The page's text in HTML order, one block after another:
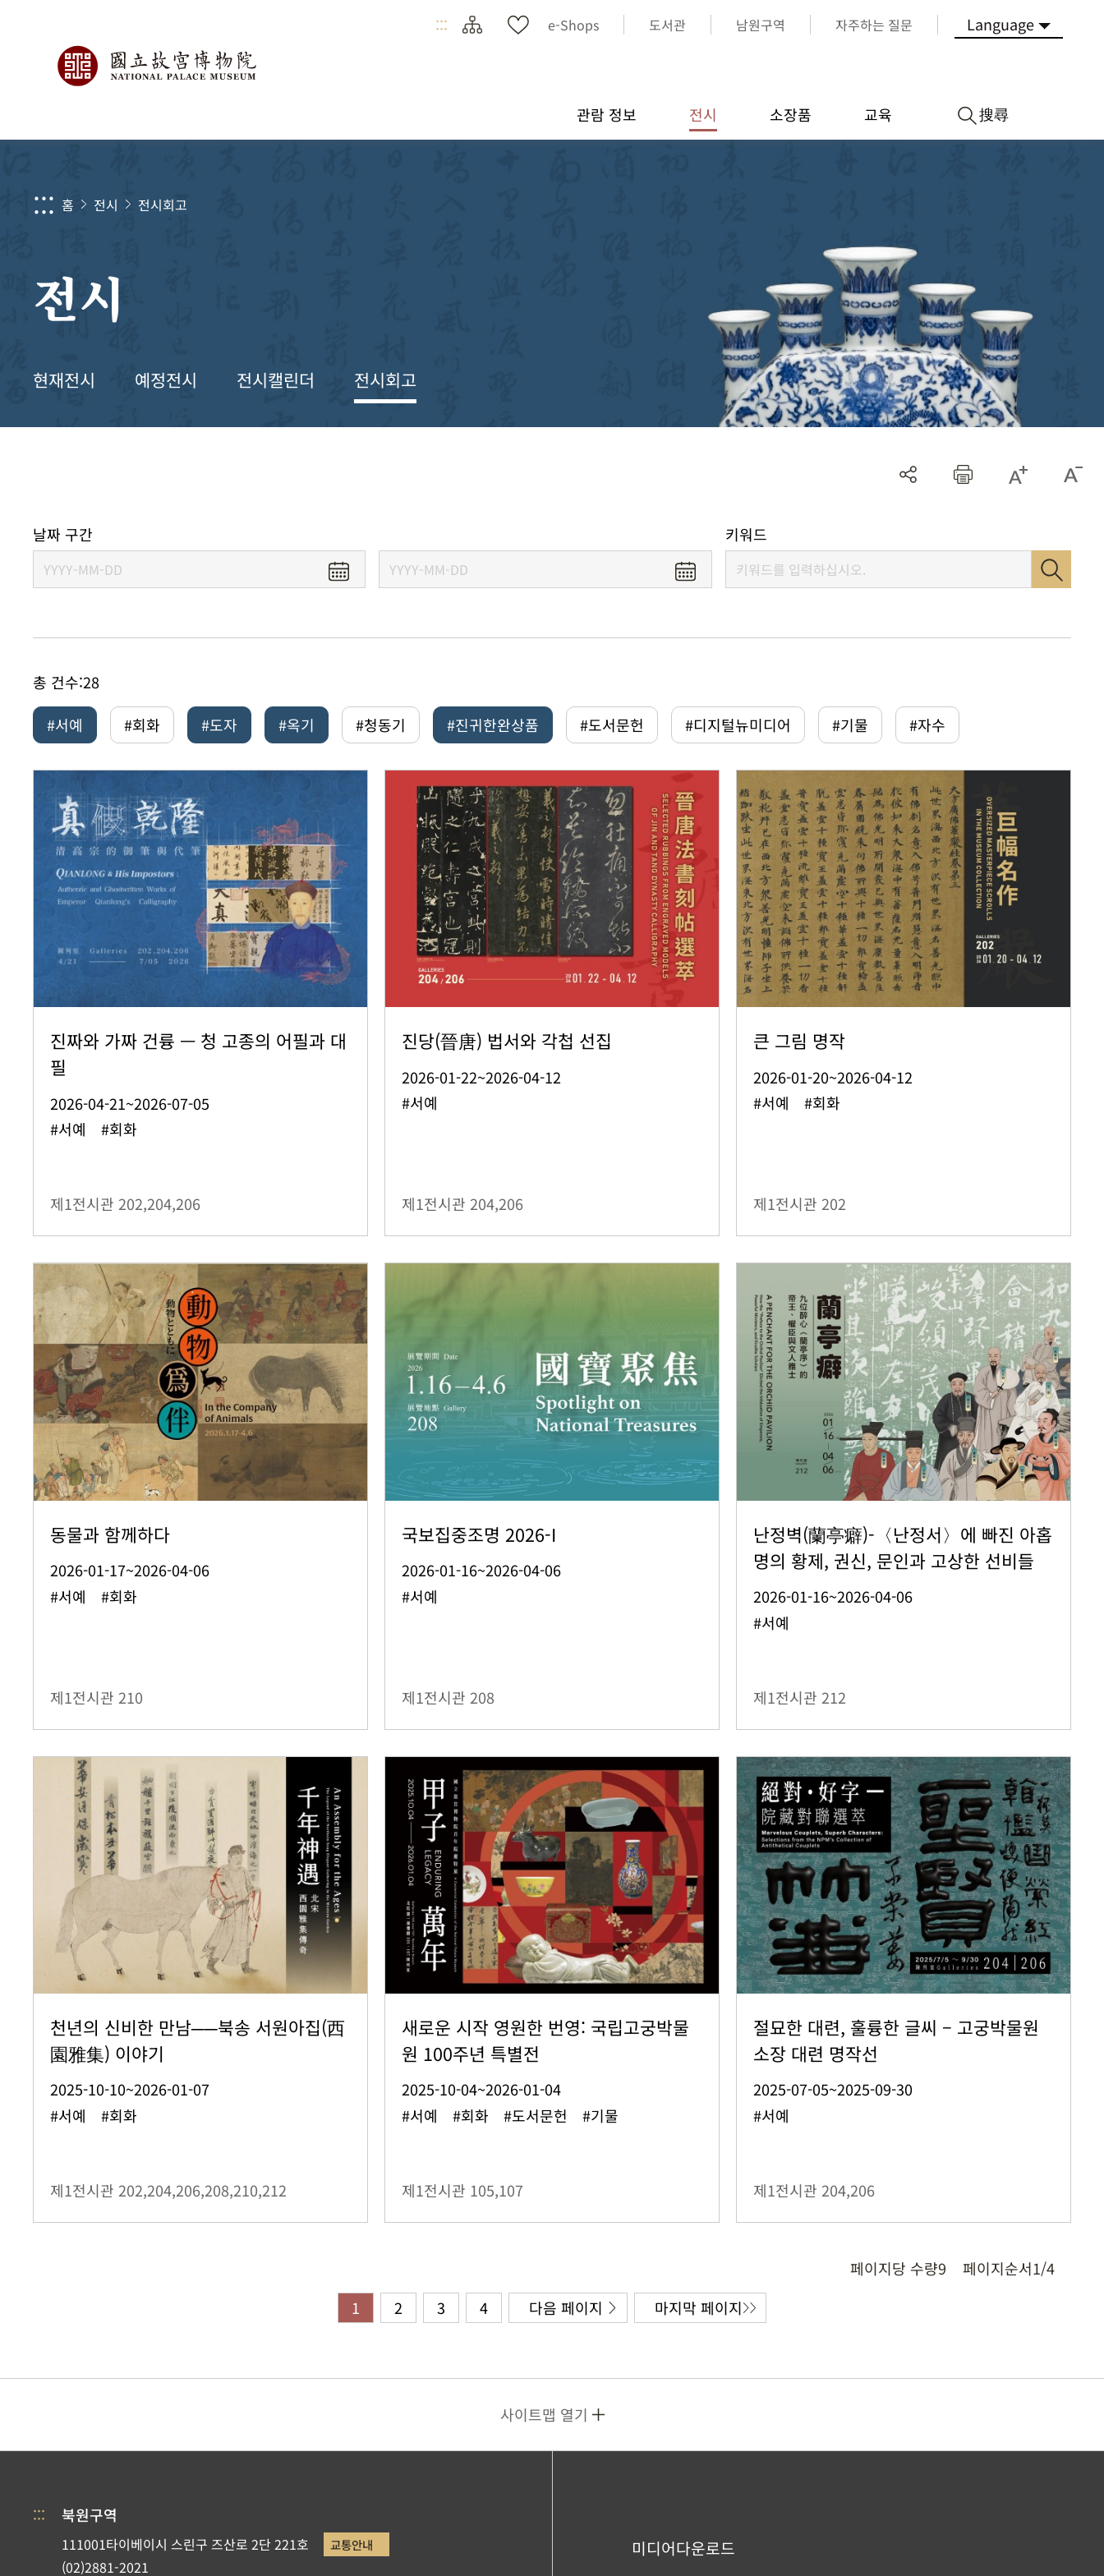
::: e-Shops 도서관 남원구역 자주하는 질문 Language
관람 정보 전시 소장품 교육 搜尋
::: 홈 전시 전시회고
전시
현재전시 예정전시 전시캘린더 전시회고
날짜 구간 키워드
총 건수:28
#서예
#회화 #도자 #옥기 #청동기 #진귀한완상품 #도서문헌 #디지털뉴미디어 #기물 #자수
진짜와 가짜 건륭 — 청 고종의 어필과 대
필
2026-04-21~2026-07-05
#서예 #회화
제1전시관 202,204,206
진당(晉唐) 법서와 각첩 선집
2026-01-22~2026-04-12
#서예
제1전시관 204,206
큰 그림 명작
2026-01-20~2026-04-12
#서예 #회화
제1전시관 202
동물과 함께하다
2026-01-17~2026-04-06
#서예 #회화
제1전시관 210
국보집중조명 2026-I
2026-01-16~2026-04-06
#서예
제1전시관 208
난정벽(蘭亭癖)-〈난정서〉에 빠진 아홉
명의 황제, 권신, 문인과 고상한 선비들
2026-01-16~2026-04-06
#서예
제1전시관 212
천년의 신비한 만남──북송 서원아집(西
園雅集) 이야기
2025-10-10~2026-01-07
#서예 #회화
제1전시관 202,204,206,208,210,212
새로운 시작 영원한 번영: 국립고궁박물
원 100주년 특별전
2025-10-04~2026-01-04
#서예 #회화 #도서문헌 #기물
제1전시관 105,107
절묘한 대련, 훌륭한 글씨 – 고궁박물원
소장 대련 명작선
2025-07-05~2025-09-30
#서예
제1전시관 204,206
페이지당 수량9 페이지순서1/4
1
2 3 4 다음 페이지 마지막 페이지
사이트맵 열기
::: 북원구역
111001타이베이시 스린구 즈산로 2단 221호 교통안내
(02)2881-2021
미디어다운로드